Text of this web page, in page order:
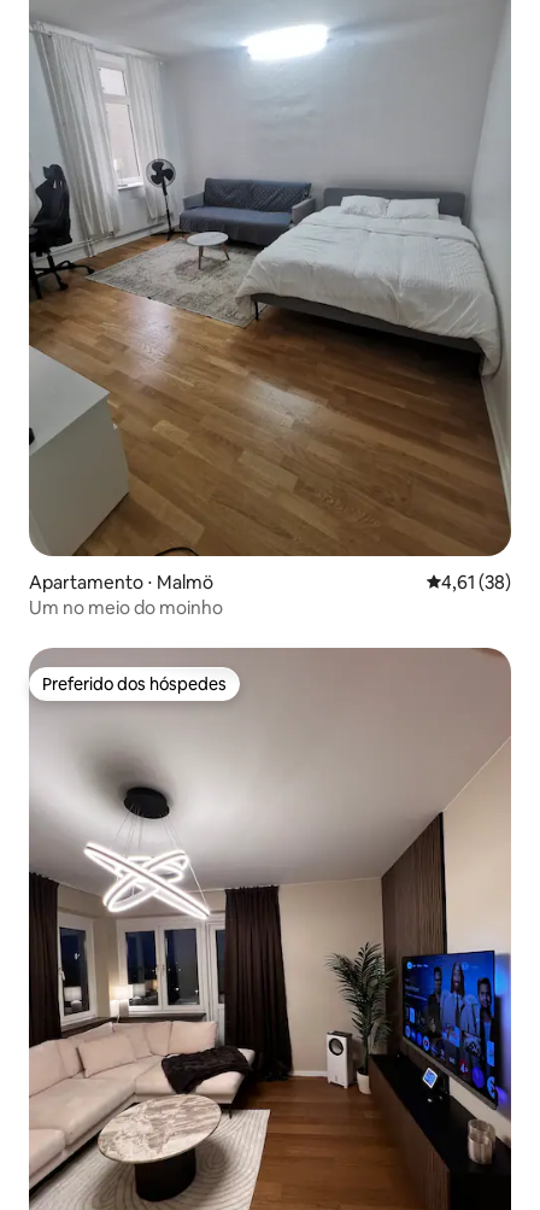
Apartamento ⋅ Malmö 4,61 de uma
4,61 (38)
Um no meio do moinho
Preferido dos hóspedes
Preferido dos hóspedes